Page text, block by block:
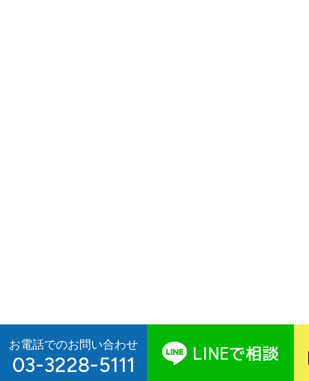
お電話でのお問い合わせ
03-3228-5111 LINEで相談